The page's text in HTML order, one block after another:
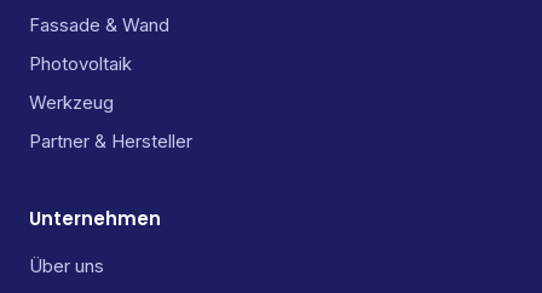
Fassade & Wand
Photovoltaik
Werkzeug
Partner & Hersteller
Unternehmen
Über uns